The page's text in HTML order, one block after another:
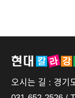
오시는 길 : 경기